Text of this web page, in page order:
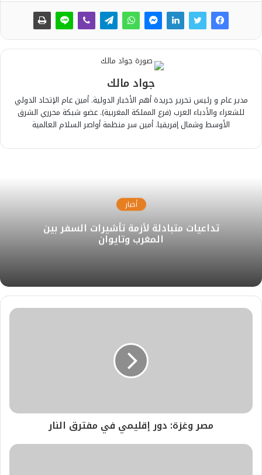
جواد مالك
مدير عام و رئيس تحرير جريدة أهم الأخبار الدولية. أمين عام الإتحاد الدولي
للشعراء والأدباء العرب (فرع المملكة المغربية). عضو شبكة محرري الشرق
الأوسط وشمال إفريقيا. أمين سر منظمة أواصر السلام العالمية
أخبار
تداعيات متبادلة لأزمة تأشيرات السفر بين
المغرب وتايوان
مصر وغزة: دور إقليمي في مفترق النار